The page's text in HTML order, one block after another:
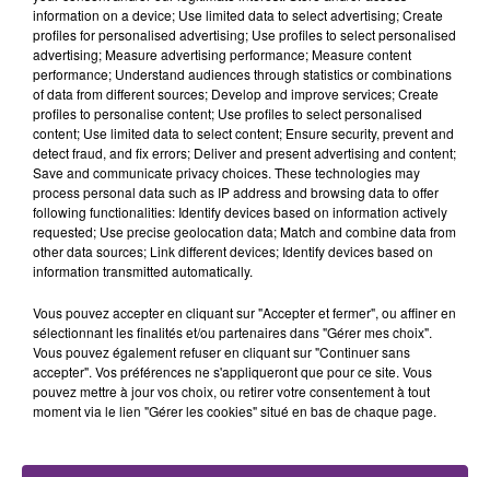
L'INSPECTION DU TRAVAIL RAPPELLE À
L'ORDRE SUR LES CONDITIONS DE...
Alors que les dates de début des vendange 2026
s'est avéré être plus précoce que prévu,
l'inspection du Travail en profite pour rappeler
les conditions de...
TITRES DIFFUSÉS
20h45
20h45
Me
20h42
20h42
information on a device; Use limited data to select advertising; Create
profiles for personalised advertising; Use profiles to select personalised
advertising; Measure advertising performance; Measure content
performance; Understand audiences through statistics or combinations
of data from different sources; Develop and improve services; Create
profiles to personalise content; Use profiles to select personalised
content; Use limited data to select content; Ensure security, prevent and
detect fraud, and fix errors; Deliver and present advertising and content;
Save and communicate privacy choices. These technologies may
process personal data such as IP address and browsing data to offer
following functionalities: Identify devices based on information actively
requested; Use precise geolocation data; Match and combine data from
other data sources; Link different devices; Identify devices based on
information transmitted automatically.
Vous pouvez accepter en cliquant sur "Accepter et fermer", ou affiner en
sélectionnant les finalités et/ou partenaires dans "Gérer mes choix".
Vous pouvez également refuser en cliquant sur "Continuer sans
accepter". Vos préférences ne s'appliqueront que pour ce site. Vous
pouvez mettre à jour vos choix, ou retirer votre consentement à tout
moment via le lien "Gérer les cookies" situé en bas de chaque page.